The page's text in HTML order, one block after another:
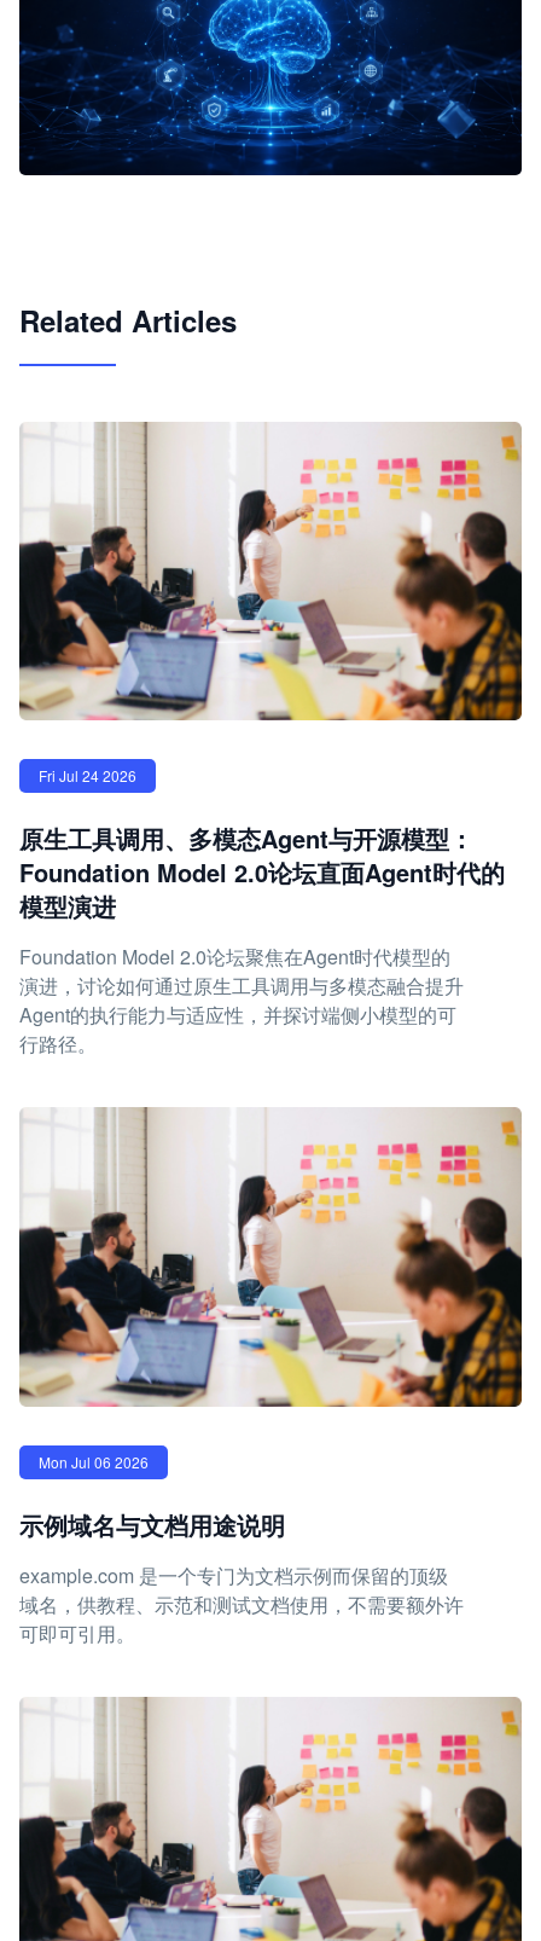
Related Articles
Fri Jul 24 2026
原生工具调用、多模态Agent与开源模型：
Foundation Model 2.0论坛直面Agent时代的
模型演进
Foundation Model 2.0论坛聚焦在Agent时代模型的
演进，讨论如何通过原生工具调用与多模态融合提升
Agent的执行能力与适应性，并探讨端侧小模型的可
行路径。
Mon Jul 06 2026
示例域名与文档用途说明
example.com 是一个专门为文档示例而保留的顶级
域名，供教程、示范和测试文档使用，不需要额外许
可即可引用。